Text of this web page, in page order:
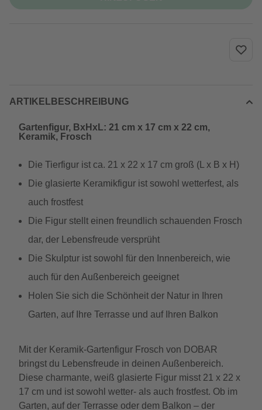
ARTIKELBESCHREIBUNG
Gartenfigur, BxHxL: 21 cm x 17 cm x 22 cm,
Keramik, Frosch
Die Tierfigur ist ca. 21 x 22 x 17 cm groß (L x B x H)
Die glasierte Keramikfigur ist sowohl wetterfest, als
auch frostfest
Die Figur stellt einen freundlich schauenden Frosch
dar, der Lebensfreude versprüht
Die Skulptur ist sowohl für den Innenbereich, wie
auch für den Außenbereich geeignet
Holen Sie sich die Schönheit der Natur in Ihren
Garten, auf Ihre Terrasse und auf Ihren Balkon
Mit der Keramik-Gartenfigur Frosch von DOBAR
bringst du Lebensfreude in deinen Außenbereich.
Diese charmante, weiß glasierte Figur misst 21 x 22 x
17 cm und ist sowohl wetter- als auch frostfest. Ob im
Garten, auf der Terrasse oder dem Balkon – der